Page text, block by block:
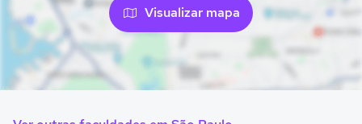
Visualizar mapa